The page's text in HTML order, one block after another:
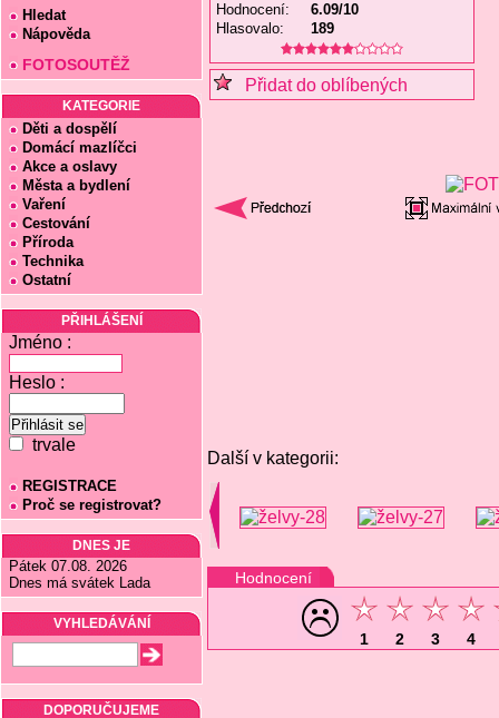
Hledat
Nápověda
FOTOSOUTĚŽ
KATEGORIE
Děti a dospělí
Domácí mazlíčci
Akce a oslavy
Města a bydlení
Vaření
Cestování
Příroda
Technika
Ostatní
PŘIHLÁŠENÍ
Jméno :
Heslo :
trvale
REGISTRACE
Proč se registrovat?
DNES JE
Pátek 07.08. 2026
Dnes má svátek Lada
VYHLEDÁVÁNÍ
DOPORUČUJEME
Hodnocení:
6.09/10
Hlasovalo:
189
Přidat do oblíbených
Další v kategorii:
Hodnocení
1 2 3 4